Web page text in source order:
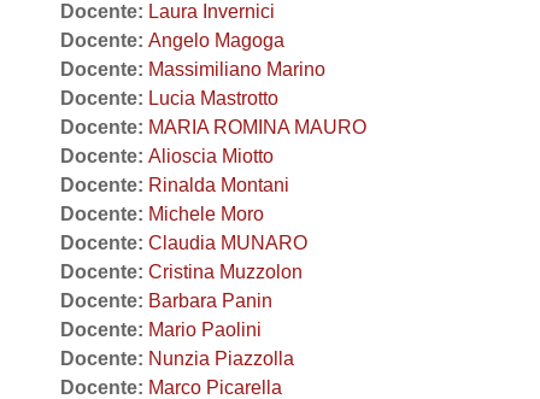
Docente: Laura Invernici
Docente: Angelo Magoga
Docente: Massimiliano Marino
Docente: Lucia Mastrotto
Docente: MARIA ROMINA MAURO
Docente: Alioscia Miotto
Docente: Rinalda Montani
Docente: Michele Moro
Docente: Claudia MUNARO
Docente: Cristina Muzzolon
Docente: Barbara Panin
Docente: Mario Paolini
Docente: Nunzia Piazzolla
Docente: Marco Picarella